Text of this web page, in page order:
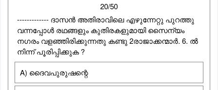
20/50
------------- ദാസന്‍ അതിരാവിലെ എഴുന്നേറ്റു പുറത്തു
വന്നപ്പോള്‍ രഥങ്ങളും കുതിരകളുമായി സൈന്യം
നഗരം വളഞ്ഞിരിക്കുന്നതു കണ്ടു 2രാജാക്കന്മാര്‍. 6. ല്‍
നിന്ന് പൂരിപ്പിക്കുക ?
A) ദൈവപുരുഷന്റെ